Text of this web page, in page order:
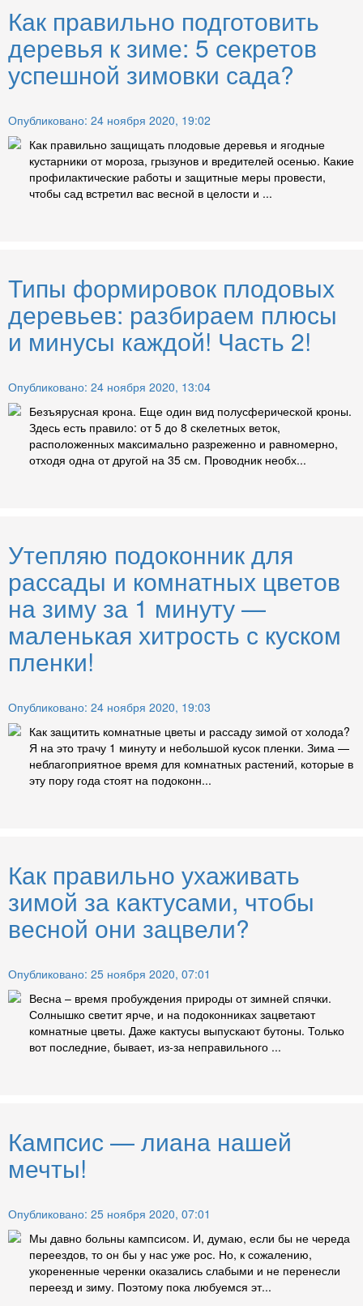
Как правильно подготовить
деревья к зиме: 5 секретов
успешной зимовки сада?
Опубликовано: 24 ноября 2020, 19:02
Как правильно защищать плодовые деревья и ягодные
кустарники от мороза, грызунов и вредителей осенью. Какие
профилактические работы и защитные меры провести,
чтобы сад встретил вас весной в целости и ...
Типы формировок плодовых
деревьев: разбираем плюсы
и минусы каждой! Часть 2!
Опубликовано: 24 ноября 2020, 13:04
Безъярусная крона. Еще один вид полусферической кроны.
Здесь есть правило: от 5 до 8 скелетных веток,
расположенных максимально разреженно и равномерно,
отходя одна от другой на 35 см. Проводник необх...
Утепляю подоконник для
рассады и комнатных цветов
на зиму за 1 минуту —
маленькая хитрость с куском
пленки!
Опубликовано: 24 ноября 2020, 19:03
Как защитить комнатные цветы и рассаду зимой от холода?
Я на это трачу 1 минуту и небольшой кусок пленки. Зима —
неблагоприятное время для комнатных растений, которые в
эту пору года стоят на подоконн...
Как правильно ухаживать
зимой за кактусами, чтобы
весной они зацвели?
Опубликовано: 25 ноября 2020, 07:01
Весна – время пробуждения природы от зимней спячки.
Солнышко светит ярче, и на подоконниках зацветают
комнатные цветы. Даже кактусы выпускают бутоны. Только
вот последние, бывает, из-за неправильного ...
Кампсис — лиана нашей
мечты!
Опубликовано: 25 ноября 2020, 07:01
Мы давно больны кампсисом. И, думаю, если бы не череда
переездов, то он бы у нас уже рос. Но, к сожалению,
укорененные черенки оказались слабыми и не перенесли
переезд и зиму. Поэтому пока любуемся эт...